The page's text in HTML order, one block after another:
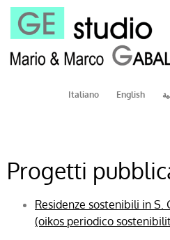
Italiano English
Progetti
Residenze sostenibili in S.
(oikos periodico